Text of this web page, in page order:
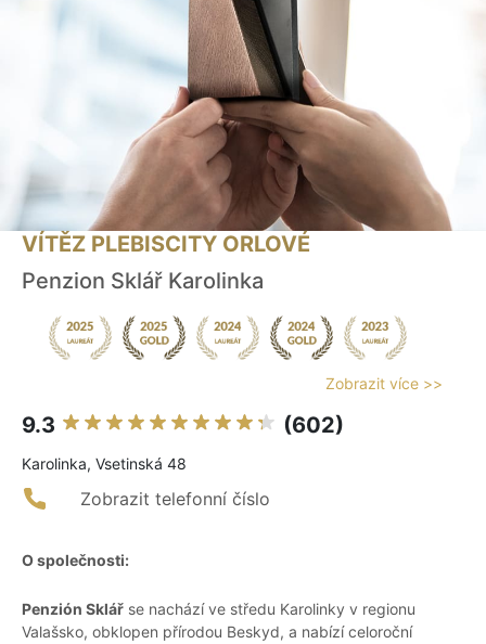
VÍTĚZ PLEBISCITY ORLOVÉ
Penzion Sklář Karolinka
Zobrazit více >>
9.3 (602)
Karolinka, Vsetinská 48
Zobrazit telefonní číslo
O společnosti:
Penzión Sklář se nachází ve středu Karolinky v regionu
Valašsko, obklopen přírodou Beskyd, a nabízí celoroční